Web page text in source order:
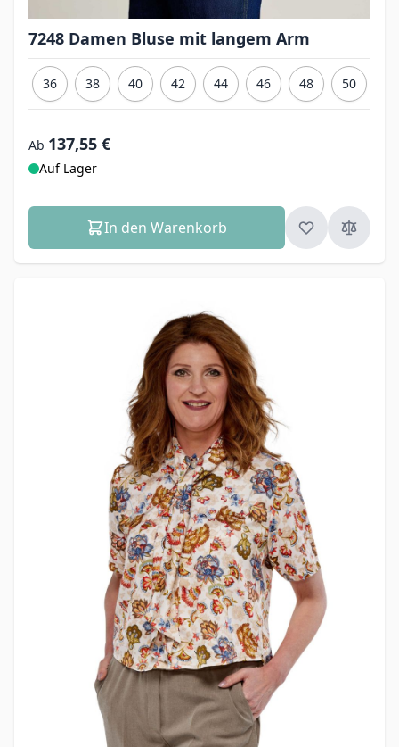
7248 Damen Bluse mit langem Arm
36 38 40 42 44 46 48 50
Ab 137,55 €
Auf Lager
In den Warenkorb